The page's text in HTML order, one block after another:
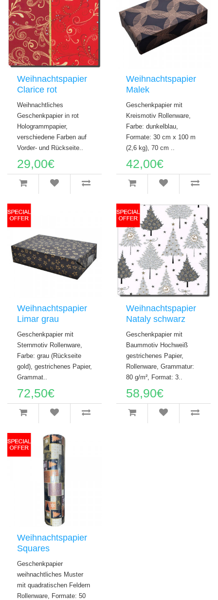
Weihnachtspapier
Clarice rot
Weihnachtliches
Geschenkpapier in rot
Hologrammpapier,
verschiedene Farben auf
Vorder- und Rückseite..
29,00€
Weihnachtspapier
Malek
Geschenkpapier mit
Kreismotiv Rollenware,
Farbe: dunkelblau,
Formate: 30 cm x 100 m
(2,6 kg), 70 cm ..
42,00€
Weihnachtspapier
Limar grau
Geschenkpapier mit
Sternmotiv Rollenware,
Farbe: grau (Rückseite
gold), gestrichenes Papier,
Grammat..
72,50€
Weihnachtspapier
Nataly schwarz
Geschenkpapier mit
Baummotiv Hochweiß
gestrichenes Papier,
Rollenware, Grammatur:
80 g/m², Format: 3..
58,90€
Weihnachtspapier
Squares
Geschenkpapier
weihnachtliches Muster
mit quadratischen Feldern
Rollenware, Formate: 50